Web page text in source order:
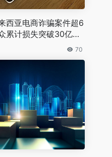
西亚电商诈骗案件超6
累计损失突破30亿令
70